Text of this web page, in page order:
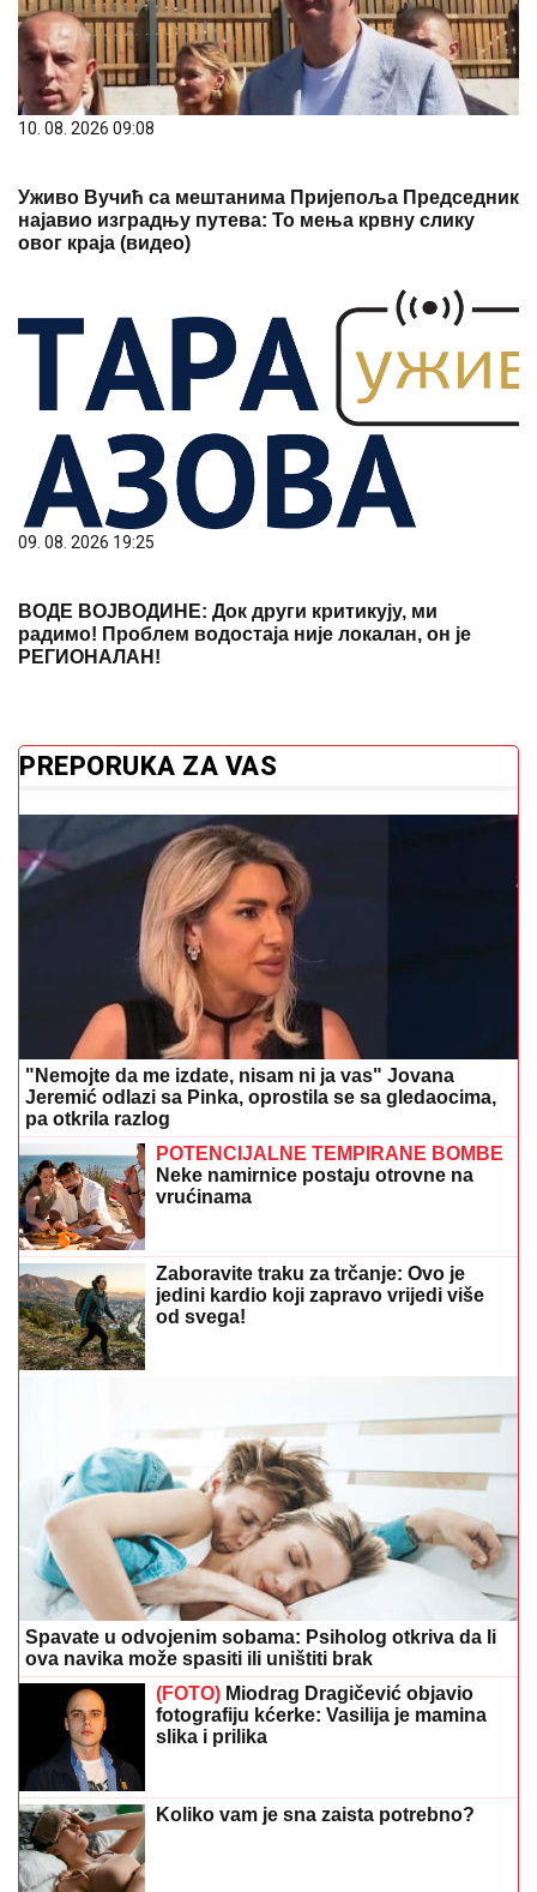
10. 08. 2026 09:08
Уживо Вучић са мештанима Пријепоља Председник
09. 08. 2026 19:25
ВОДЕ ВОЈВОДИНЕ: Док други критикују, ми
"Nemojte da me izdate, nisam ni ja vas" Jovana
Jeremić odlazi sa Pinka, oprostila se sa gledaocima,
pa otkrila razlog
POTENCIJALNE TEMPIRANE BOMBE
Neke namirnice postaju otrovne na
vrućinama
od svega!
Spavate u odvojenim sobama: Psiholog otkriva da li
ova navika može spasiti ili uništiti brak
(FOTO) Miodrag Dragičević objavio
fotografiju kćerke: Vasilija je mamina
slika i prilika
Koliko vam je sna zaista potrebno?